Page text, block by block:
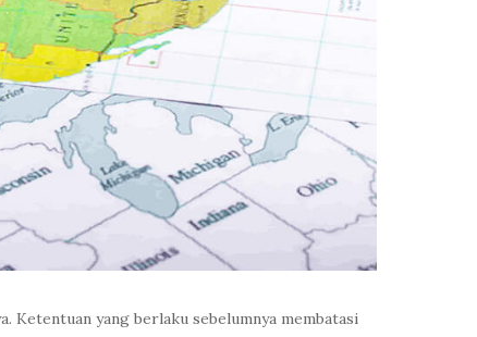
Ketentuan yang berlaku sebelumnya membatasi